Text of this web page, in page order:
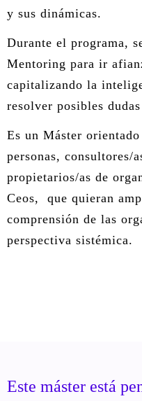
y sus dinámicas.
Durante el programa,
Mentoring para ir
capitalizando la
resolver posibles
Es un Máster
personas, consultores/
propietarios/as de
Ceos, que quieran
comprensión de las
perspectiva sistémica.
Este máster está